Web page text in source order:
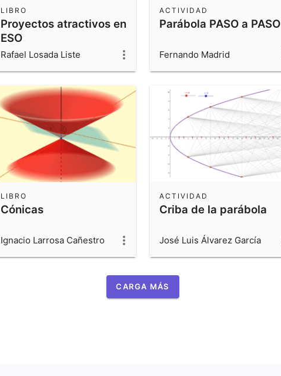
Proyectos atractivos en
ESO
LIBRO
Rafael Losada Liste
Parábola PASO a PASO
ACTIVIDAD
Fernando Madrid
Cónicas
LIBRO
Ignacio Larrosa Cañestro
Criba de la parábola
ACTIVIDAD
José Luis Álvarez García
CARGA MÁS